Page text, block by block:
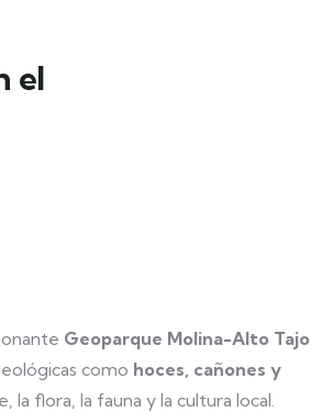
el
Geoparque Molina-Alto Tajo
como hoces, cañones y
la flora, la fauna y la cultura local.